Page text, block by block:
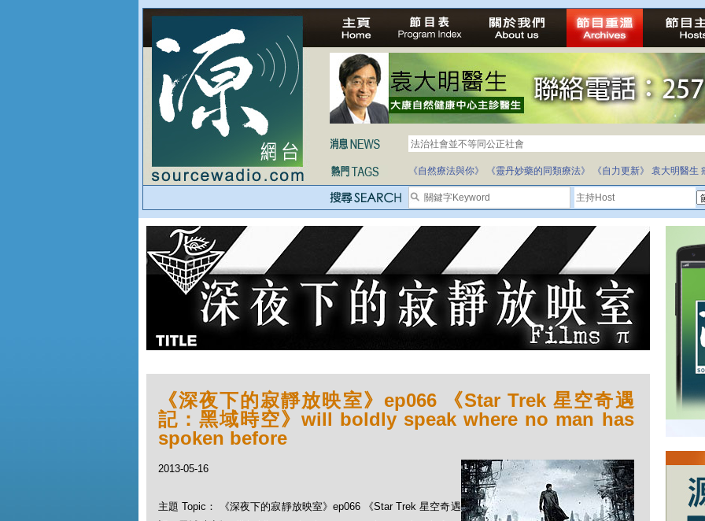
法治社會並不等同公正社會
《自然療法與你》
《靈丹妙藥的同類療法》 《自力更新》 袁大明醫生
《深夜下的寂靜放映室》ep066 《Star Trek 星空奇遇
記：黑域時空》will boldly speak where no man has
spoken before
2013-05-16
主題 Topic： 《深夜下的寂靜放映室》ep066 《Star Trek 星空奇遇